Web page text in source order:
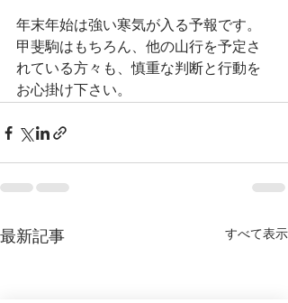
年末年始は強い寒気が入る予報です。
甲斐駒はもちろん、他の山行を予定さ
れている方々も、慎重な判断と行動を
お心掛け下さい。
最新記事 すべて表示